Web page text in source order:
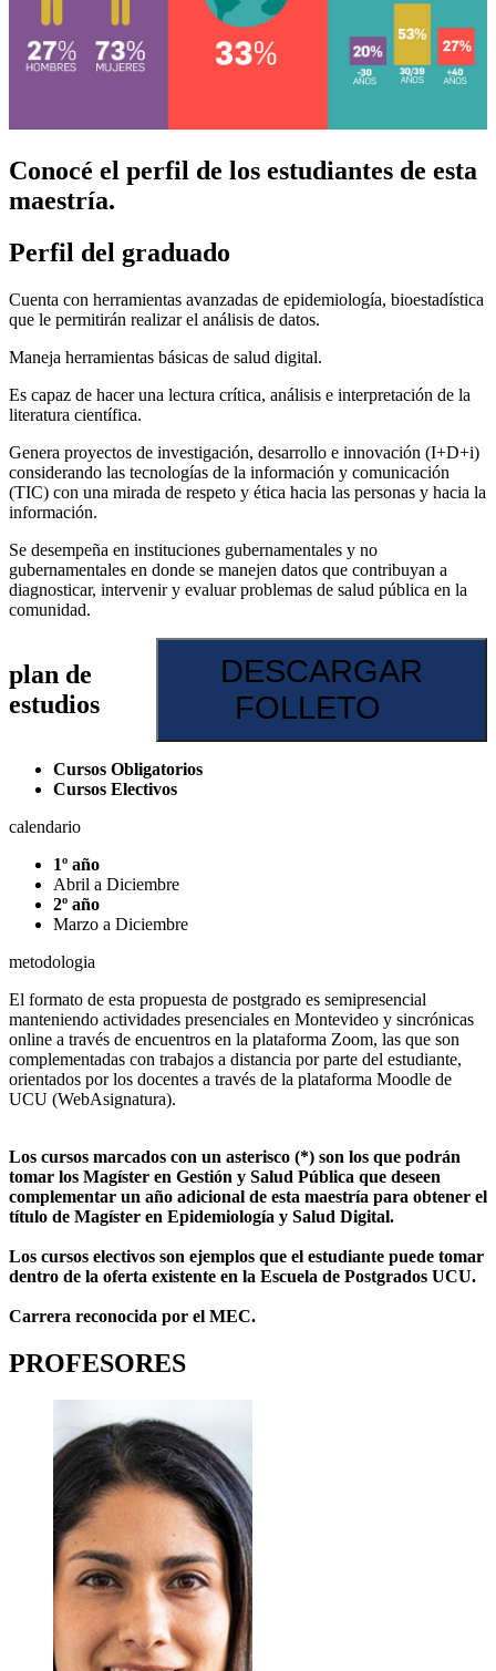
Conocé el perfil de los estudiantes de esta
maestría.
Perfil del graduado
Cuenta con herramientas avanzadas de epidemiología, bioestadística
que le permitirán realizar el análisis de datos.
Maneja herramientas básicas de salud digital.
Es capaz de hacer una lectura crítica, análisis e interpretación de la
literatura científica.
Genera proyectos de investigación, desarrollo e innovación (I+D+i)
considerando las tecnologías de la información y comunicación
(TIC) con una mirada de respeto y ética hacia las personas y hacia la
información.
Se desempeña en instituciones gubernamentales y no
gubernamentales en donde se manejen datos que contribuyan a
diagnosticar, intervenir y evaluar problemas de salud pública en la
comunidad.
plan de
estudios
DESCARGAR
FOLLETO
Cursos Obligatorios
Cursos Electivos
calendario
1º año
Abril a Diciembre
2º año
Marzo a Diciembre
metodologia
El formato de esta propuesta de postgrado es semipresencial
manteniendo actividades presenciales en Montevideo y sincrónicas
online a través de encuentros en la plataforma Zoom, las que son
complementadas con trabajos a distancia por parte del estudiante,
orientados por los docentes a través de la plataforma Moodle de
UCU (WebAsignatura).
Los cursos marcados con un asterisco (*) son los que podrán
tomar los Magíster en Gestión y Salud Pública que deseen
complementar un año adicional de esta maestría para obtener el
título de Magíster en Epidemiología y Salud Digital.
Los cursos electivos son ejemplos que el estudiante puede tomar
dentro de la oferta existente en la Escuela de Postgrados UCU.
Carrera reconocida por el MEC.
PROFESORES